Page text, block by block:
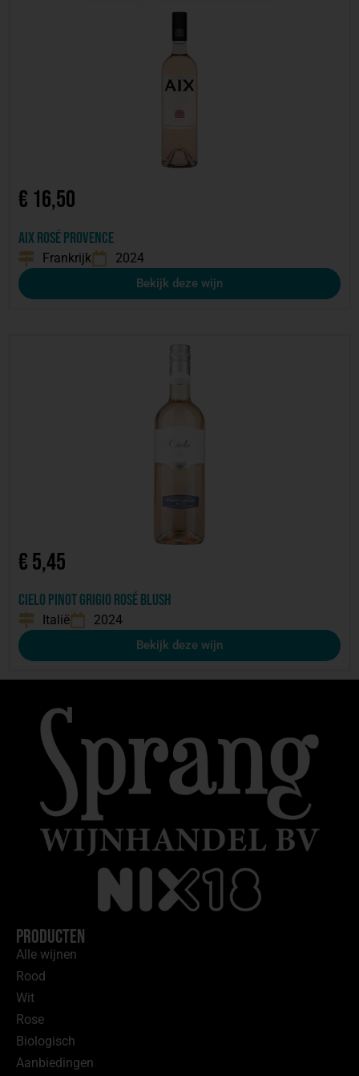
€ 16,50
AIX Rosé Provence
Frankrijk 2024
Bekijk deze wijn
€5,45
Cielo Pinot Grigio Rosé Blush
Italië 2024
Bekijk deze wijn
Producten
Alle wijnen
Rood
Wit
Rose
Biologisch
Aanbiedingen